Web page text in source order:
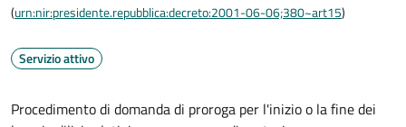
(urn:nir:presidente.repubblica:decreto:2001-06-06;380~art15)
Servizio attivo
Procedimento di domanda di proroga per l'inizio o la fine dei